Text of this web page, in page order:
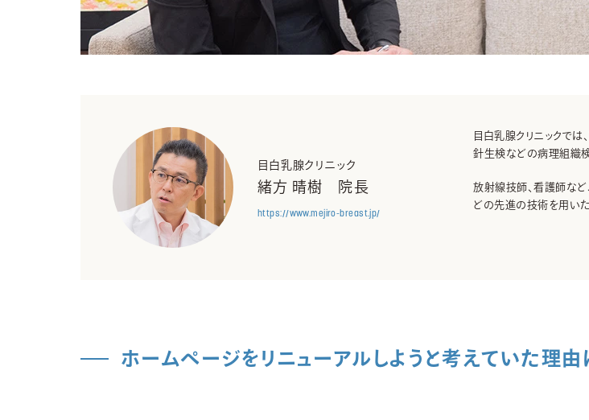
目白乳腺クリニック
緒方 晴樹 院長
https://www.mejiro-breast.jp/
目白乳腺クリニックで
針生検などの病理組織
放射線技師、看護師な
どの先進の技術を用い
ホームページをリニューアルしようと考えていた理由